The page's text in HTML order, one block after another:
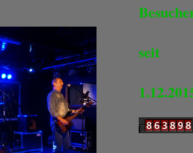
seit